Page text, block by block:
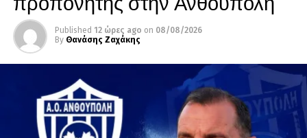
Published 12 ώρες ago on 08/08/2026
By Θανάσης Ζαχάκης